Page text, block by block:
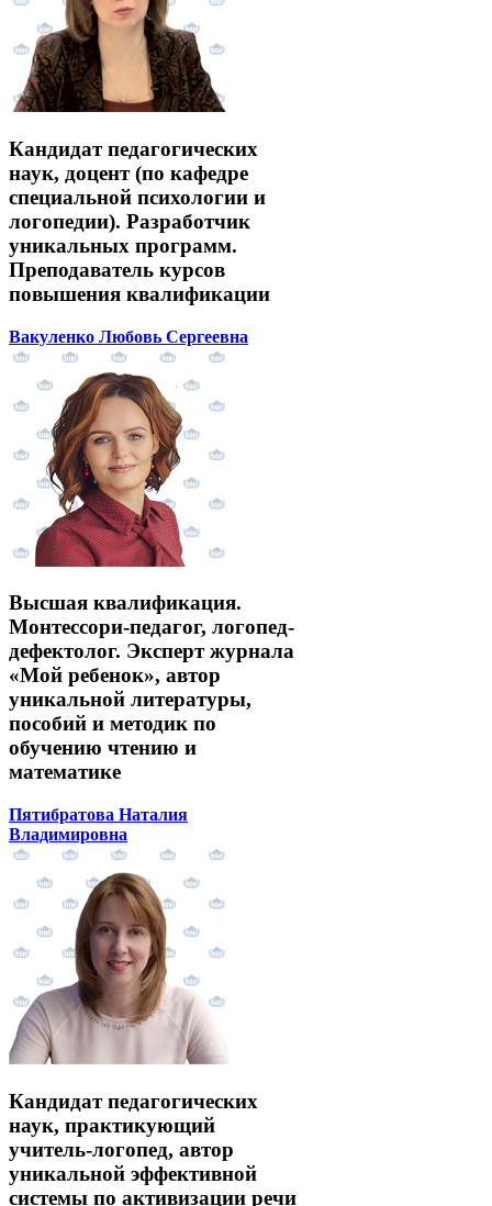
Кандидат педагогических
наук, доцент (по кафедре
специальной психологии и
логопедии). Разработчик
уникальных программ.
Преподаватель курсов
повышения квалификации
Вакуленко Любовь Сергеевна
Высшая квалификация.
Монтессори-педагог, логопед-
дефектолог. Эксперт журнала
«Мой ребенок», автор
уникальной литературы,
пособий и методик по
обучению чтению и
математике
Пятибратова Наталия
Владимировна
Кандидат педагогических
наук, практикующий
учитель-логопед, автор
уникальной эффективной
системы по активизации речи